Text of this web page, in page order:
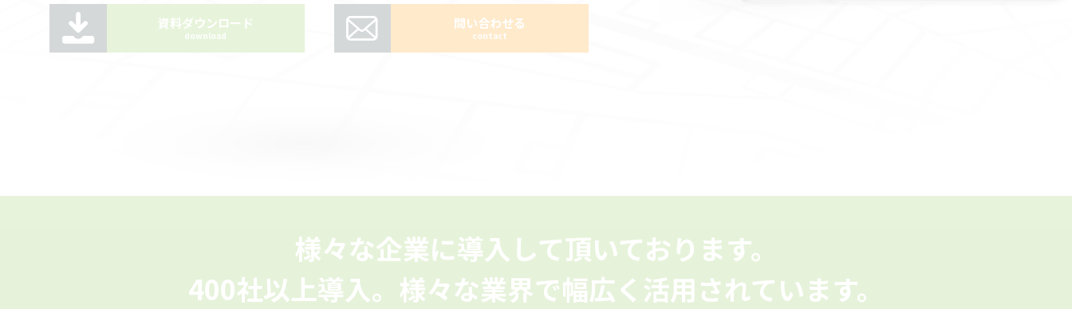
資料ダウンロード
download
問い合わせる
contact
様々な企業に導入して頂いております。
400社以上導入。 様々な業界で幅広く活用されています。